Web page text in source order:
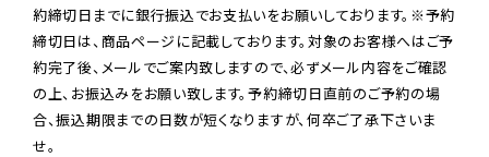
約締切日までに銀行振込でお支払いをお願いしております。※予約
締切日は、商品ページに記載しております。対象のお客様へはご予
約完了後、メールでご案内致しますので、必ずメール内容をご確認
の上、お振込みをお願い致します。予約締切日直前のご予約の場
合、振込期限までの日数が短くなりますが、何卒ご了承下さいま
せ。